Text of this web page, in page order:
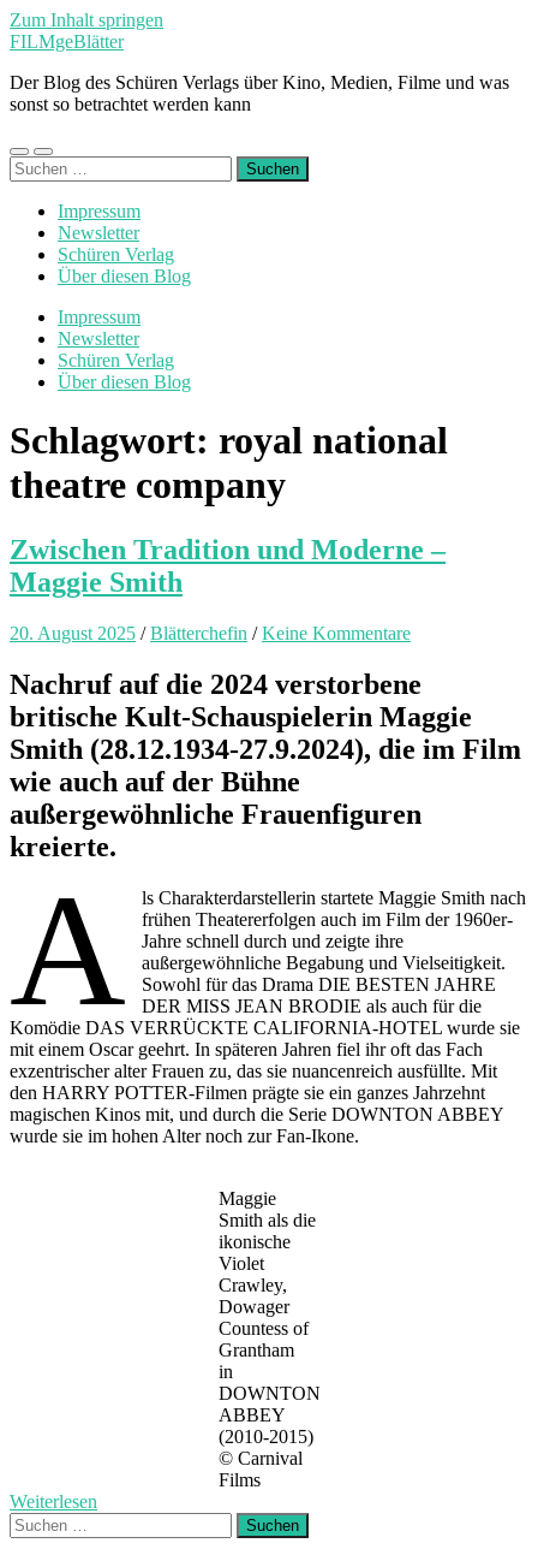
Zum Inhalt springen
FILMgeBlätter
Der Blog des Schüren Verlags über Kino, Medien, Filme und was
sonst so betrachtet werden kann
Mobile-
Menü
Suchfeld
ein-/ausblenden
Suchen
nach:
Impressum
Newsletter
Schüren Verlag
Über diesen Blog
Impressum
Newsletter
Schüren Verlag
Über diesen Blog
Schlagwort: royal national
theatre company
Zwischen Tradition und Moderne –
Maggie Smith
20. August 2025 /Blätterchefin /Keine Kommentare
Nachruf auf die 2024 verstorbene
britische Kult-Schauspielerin Maggie
Smith (28.12.1934-27.9.2024), die im Film
wie auch auf der Bühne
außergewöhnliche Frauenfiguren
kreierte.
A
ls Charakterdarstellerin startete Maggie Smith nach
frühen Theatererfolgen auch im Film der 1960er-
Jahre schnell durch und zeigte ihre
außergewöhnliche Begabung und Vielseitigkeit.
Sowohl für das Drama DIE BESTEN JAHRE
DER MISS JEAN BRODIE als auch für die
Komödie DAS VERRÜCKTE CALIFORNIA-HOTEL wurde sie
mit einem Oscar geehrt. In späteren Jahren fiel ihr oft das Fach
exzentrischer alter Frauen zu, das sie nuancenreich ausfüllte. Mit
den HARRY POTTER-Filmen prägte sie ein ganzes Jahrzehnt
magischen Kinos mit, und durch die Serie DOWNTON ABBEY
wurde sie im hohen Alter noch zur Fan-Ikone.
Maggie
Smith als die
ikonische
Violet
Crawley,
Dowager
Countess of
Grantham
in
DOWNTON
ABBEY
(2010-2015)
© Carnival
Films
Weiterlesen
Suchen
nach: